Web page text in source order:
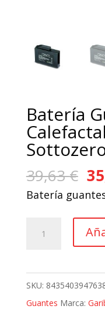
Batería
39,63€ El
Batería
SKU:
Guantes Marca: